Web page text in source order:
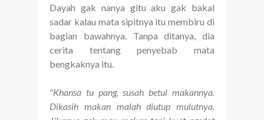
Dayah gak nanya gitu aku gak bakal
sadar kalau mata sipitnya itu membiru di
bagian bawahnya. Tanpa ditanya, dia
cerita tentang penyebab mata
bengkaknya itu.
"Khansa tu pang, susah betul makannya.
Dikasih makan malah diutup mulutnya.